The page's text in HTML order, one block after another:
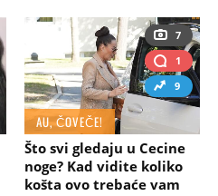
7
1
9
AU, ČOVEČE!
Što svi gledaju u Cecine
noge? Kad vidite koliko
košta ovo trebaće vam